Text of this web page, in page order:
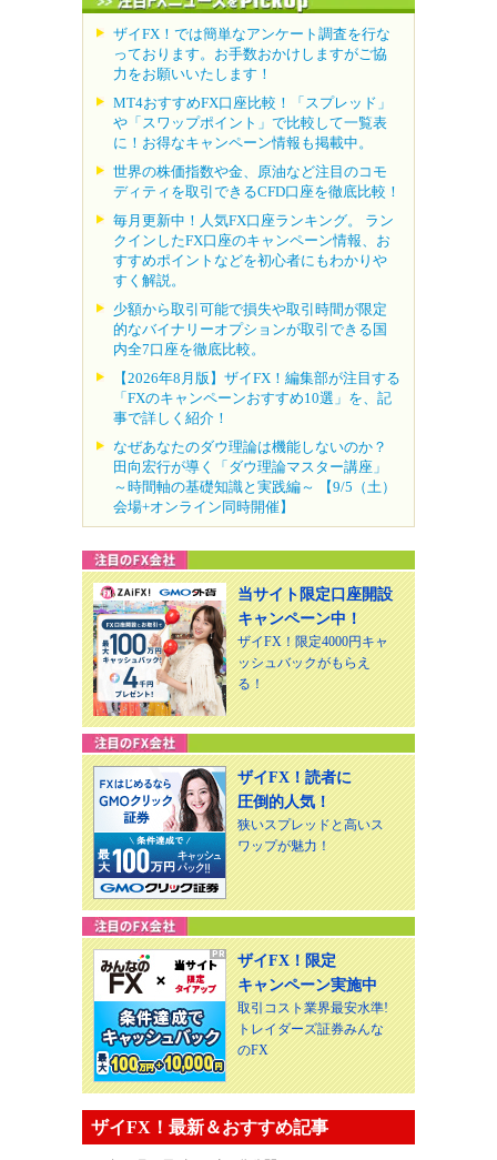
ザイFX！では簡単なアンケート調査を行な
っております。お手数おかけしますがご協
力をお願いいたします！
MT4おすすめFX口座比較！「スプレッド」
や「スワップポイント」で比較して一覧表
に！お得なキャンペーン情報も掲載中。
世界の株価指数や金、原油など注目のコモ
ディティを取引できるCFD口座を徹底比較！
毎月更新中！人気FX口座ランキング。 ラン
クインしたFX口座のキャンペーン情報、お
すすめポイントなどを初心者にもわかりや
すく解説。
少額から取引可能で損失や取引時間が限定
的なバイナリーオプションが取引できる国
内全7口座を徹底比較。
【2026年8月版】ザイFX！編集部が注目する
「FXのキャンペーンおすすめ10選」を、記
事で詳しく紹介！
なぜあなたのダウ理論は機能しないのか？
田向宏行が導く「ダウ理論マスター講座」
～時間軸の基礎知識と実践編～ 【9/5（土）
会場+オンライン同時開催】
当サイト限定口座開設
キャンペーン中！
ザイFX！限定4000円キャ
ッシュバックがもらえ
る！
ザイFX！読者に
圧倒的人気！
狭いスプレッドと高いス
ワップが魅力！
ザイFX！限定
キャンペーン実施中
取引コスト業界最安水準!
トレイダーズ証券みんな
のFX
ザイFX！最新＆おすすめ記事